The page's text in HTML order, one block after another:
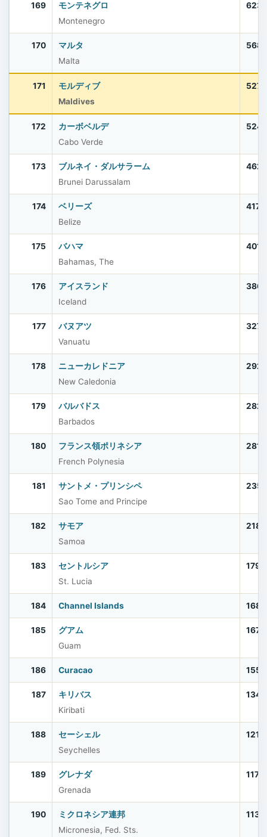
169
モンテネグロ
Montenegro
170
マルタ
Malta
171
モルディブ
Maldives
172
カーボベルデ
Cabo Verde
173
ブルネイ・ダルサラーム
Brunei Darussalam
174
ベリーズ
Belize
175
バハマ
Bahamas, The
176
アイスランド
Iceland
177
バヌアツ
Vanuatu
178
ニューカレドニア
New Caledonia
179
バルバドス
Barbados
180
フランス領ポリネシア
French Polynesia
181
サントメ・プリンシペ
Sao Tome and Principe
182
サモア
Samoa
183
セントルシア
St. Lucia
184 Channel Islands
185
グアム
Guam
186 Curacao
187
キリバス
Kiribati
188
セーシェル
Seychelles
189
グレナダ
Grenada
190
ミクロネシア連邦
Micronesia, Fed. Sts.